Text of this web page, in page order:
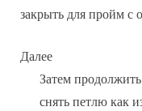
закрыть для пройм с
Далее
Затем
снять петлю как